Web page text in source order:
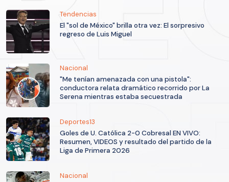
Tendencias
El "sol de México" brilla otra vez: El sorpresivo
regreso de Luis Miguel
Nacional
"Me tenían amenazada con una pistola":
conductora relata dramático recorrido por La
Serena mientras estaba secuestrada
Deportes13
Goles de U. Católica 2-0 Cobresal EN VIVO:
Resumen, VIDEOS y resultado del partido de la
Liga de Primera 2026
Nacional